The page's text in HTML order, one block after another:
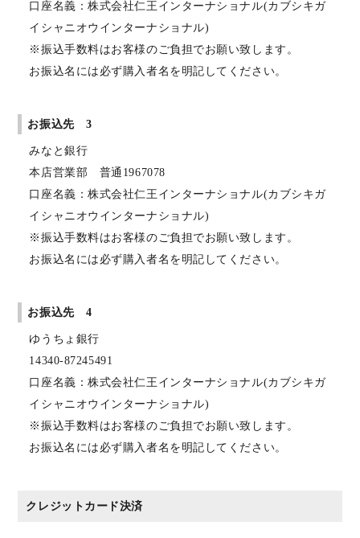
口座名義：株式会社仁王インターナショナル(カブシキガ
イシャニオウインターナショナル)
※振込手数料はお客様のご負担でお願い致します。
お振込名には必ず購入者名を明記してください。
お振込先 3
みなと銀行
本店営業部 普通1967078
口座名義：株式会社仁王インターナショナル(カブシキガ
イシャニオウインターナショナル)
※振込手数料はお客様のご負担でお願い致します。
お振込名には必ず購入者名を明記してください。
お振込先 4
ゆうちょ銀行
14340-87245491
口座名義：株式会社仁王インターナショナル(カブシキガ
イシャニオウインターナショナル)
※振込手数料はお客様のご負担でお願い致します。
お振込名には必ず購入者名を明記してください。
クレジットカード決済